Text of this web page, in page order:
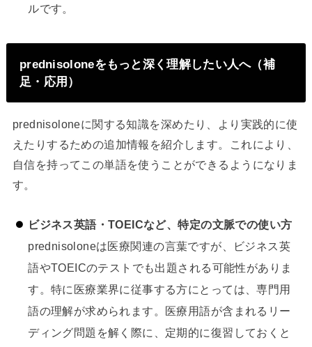
ルです。
prednisoloneをもっと深く理解したい人へ（補
足・応用）
prednisoloneに関する知識を深めたり、より実践的に使
えたりするための追加情報を紹介します。これにより、
自信を持ってこの単語を使うことができるようになりま
す。
ビジネス英語・TOEICなど、特定の文脈での使い方
prednisoloneは医療関連の言葉ですが、ビジネス英
語やTOEICのテストでも出題される可能性がありま
す。特に医療業界に従事する方にとっては、専門用
語の理解が求められます。医療用語が含まれるリー
ディング問題を解く際に、定期的に復習しておくと